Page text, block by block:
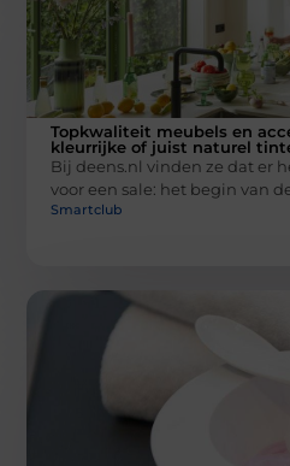
Topkwaliteit meubels en
kleurrijke of juist naturel
Bij deens.nl vinden ze dat er
voor een sale: het begin van
Smartclub